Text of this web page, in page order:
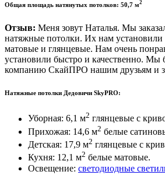
Общая площадь натянутых потолков: 50,7 м2
Отзыв: Меня зовут Наталья. Мы
натяжные потолки. Их нам установили
матовые и глянцевые. Нам очень
установили быстро и качественно. Мы
компанию СкайПРО нашим друзьям и
Натяжные потолки Дедовичи SkyPRO:
Уборная: 6,1 м2 глянцевые с
Прихожая: 14,6 м2 белые
Детская: 17,9 м2 глянцевые с
Кухня: 12,1 м2 белые матовые.
Освещение: светодиодные